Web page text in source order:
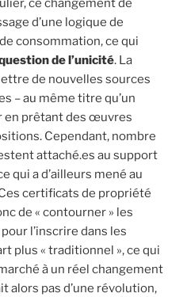
ce changement de
d’une logique de
consommation, ce qui
de l’unicité. La
de nouvelles sources
– au même titre qu’un
en prêtant des œuvres
Cependant, nombre
attaché.es au support
qui a d’ailleurs mené au
certificats de propriété
de « contourner » les
l’inscrire dans les
plus « traditionnel », ce qui
à un réel changement
alors pas d’une révolution,